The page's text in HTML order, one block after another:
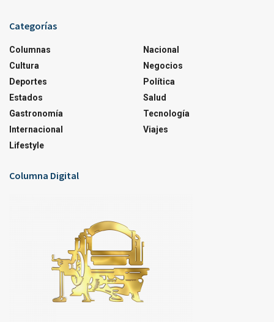
Categorías
Columnas
Cultura
Deportes
Estados
Gastronomía
Internacional
Lifestyle
Nacional
Negocios
Política
Salud
Tecnología
Viajes
Columna Digital